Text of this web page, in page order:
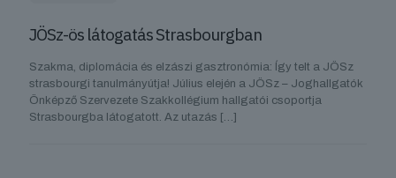
JÖSz-ös látogatás Strasbourgban
Szakma, diplomácia és elzászi gasztronómia: Így telt a JÖSz
strasbourgi tanulmányútja! Július elején a JÖSz – Joghallgatók
Önképző Szervezete Szakkollégium hallgatói csoportja
Strasbourgba látogatott. Az utazás […]